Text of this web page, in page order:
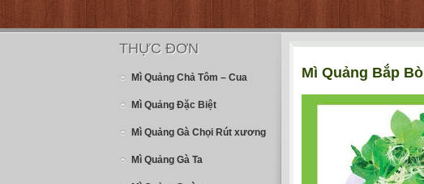
THỰC ĐƠN
Mì Quảng Chả Tôm – Cua
Mì Quảng Đặc Biệt
Mì Quảng Gà Chọi Rút xương
Mì Quảng Gà Ta
Mì Quảng Bắp Bò